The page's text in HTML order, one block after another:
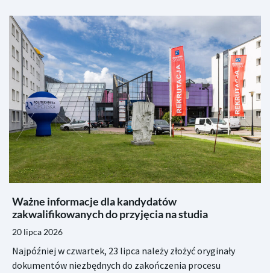
Ważne informacje dla kandydatów
zakwalifikowanych do przyjęcia na studia
20 lipca 2026
Najpóźniej w czwartek, 23 lipca należy złożyć oryginały
dokumentów niezbędnych do zakończenia procesu